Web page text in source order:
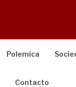
Polemica
Contacto